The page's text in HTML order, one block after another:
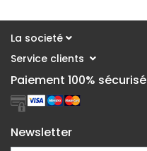
La societé
Service clients
Paiement 100% sécurisé
Newsletter